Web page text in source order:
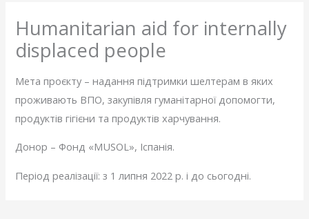
Humanitarian aid for internally
displaced people
Мета проєкту – надання підтримки шелтерам в яких
проживають ВПО, закупівля гуманітарної допомогти,
продуктів гігієни та продуктів харчування.​
Донор – Фонд «MUSOL», Іспанія.
Період реалізації: з 1 липня 2022 р. і до сьогодні.